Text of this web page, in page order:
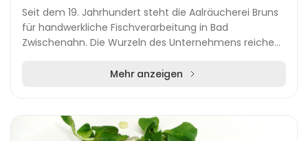
Seit dem 19. Jahrhundert steht die Aalräucherei Bruns
für handwerkliche Fischverarbeitung in Bad
Zwischenahn. Die Wurzeln des Unternehmens reichen
Mehr anzeigen